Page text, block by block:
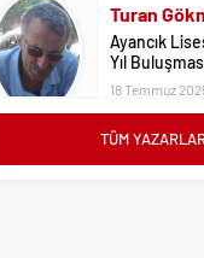
Ayancık
Yıl Buluşması
18 Temmuz
Adil Yıldız
Bu Sene
Sırtladı
TÜM